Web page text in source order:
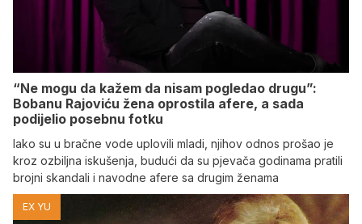
“Ne mogu da kažem da nisam pogledao drugu”:
Bobanu Rajoviću žena oprostila afere, a sada
podijelio posebnu fotku
Iako su u bračne vode uplovili mladi, njihov odnos prošao je
kroz ozbiljna iskušenja, budući da su pjevača godinama pratili
brojni skandali i navodne afere sa drugim ženama
EX YU